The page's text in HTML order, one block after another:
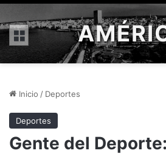
Menú
Inicio / Deportes
Deportes
Gente del Deporte: